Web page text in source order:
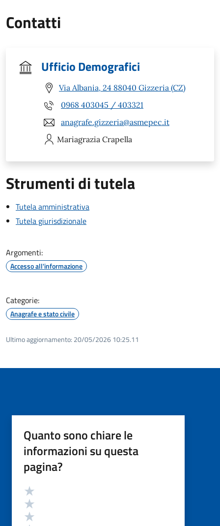
Contatti
Ufficio Demografici
Via Albania, 24 88040 Gizzeria (CZ)
0968 403045 / 403321
anagrafe.gizzeria@asmepec.it
Mariagrazia Crapella
Strumenti di tutela
Tutela amministrativa
Tutela giurisdizionale
Argomenti:
Accesso all'informazione
Categorie:
Anagrafe e stato civile
Ultimo aggiornamento: 20/05/2026 10:25.11
Quanto sono chiare le
informazioni su questa
pagina?
Valutazione